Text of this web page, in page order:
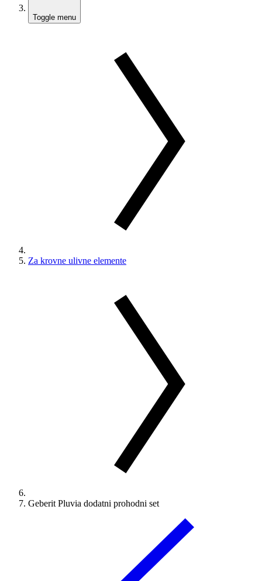
Toggle menu
Za krovne ulivne elemente
Geberit Pluvia dodatni prohodni set